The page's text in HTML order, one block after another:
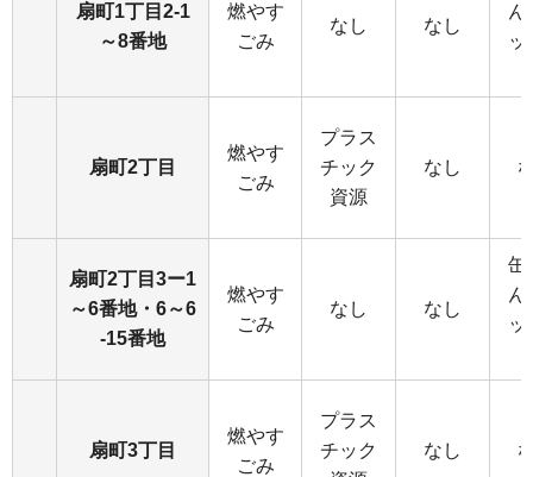
扇町1丁目2-1
～8番地
燃やす
ごみ
なし なし
ん
ッ
扇町2丁目
燃やす
ごみ
プラス
チック
資源
なし
扇町2丁目3ー1
～6番地・6～6
-15番地
燃やす
ごみ
なし なし
缶
ん
ッ
扇町3丁目
燃やす
ごみ
プラス
チック
なし